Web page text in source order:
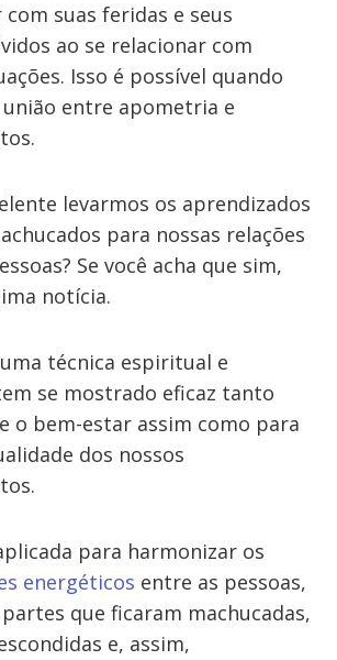
suas feridas e seus
ao se relacionar com
Isso é possível quando
união entre apometria e
levarmos os aprendizados
para nossas relações
Se você acha que sim,
notícia.
técnica espiritual e
se mostrado eficaz tanto
o bem-estar assim como para
dos nossos
para harmonizar os
energéticos entre as pessoas,
que ficaram machucadas,
e, assim,